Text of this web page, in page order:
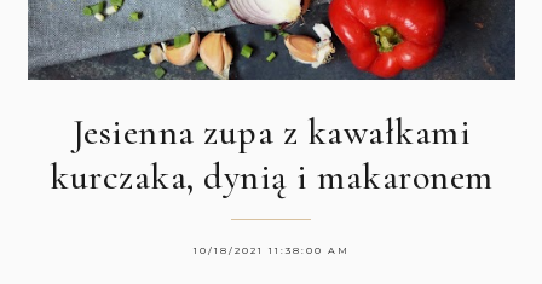
Jesienna zupa z kawałkami
kurczaka, dynią i makaronem
10/18/2021 11:38:00 AM